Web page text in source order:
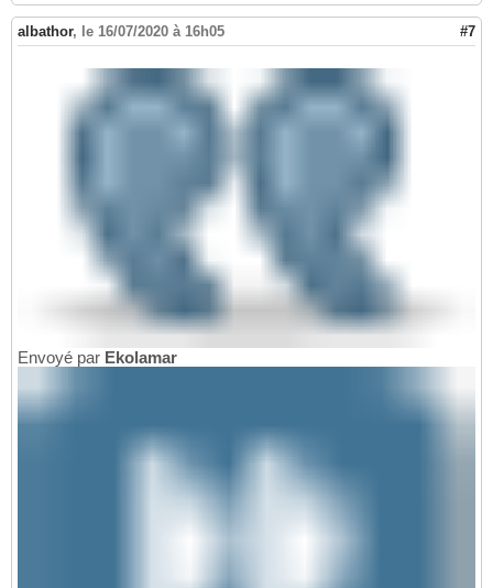
albathor, le 16/07/2020 à 16h05 #7
Envoyé par Ekolamar